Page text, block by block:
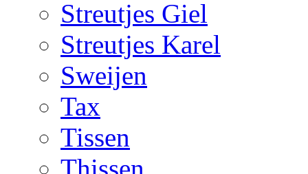
Streutjes Giel
Streutjes Karel
Sweijen
Tax
Tissen
Thissen